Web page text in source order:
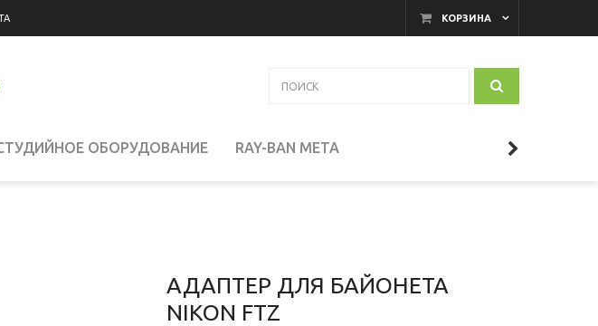
КОРЗИНА
ОБОРУДОВАНИЕ RAY-BAN META
БИНОКЛИ ТЕЛЕСКОПЫ
АДАПТЕР ДЛЯ БАЙОНЕТА
NIKON FTZ